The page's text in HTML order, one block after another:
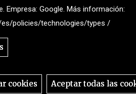
Empresa: Google. Más información:
policies/technologies/types /
cookies Aceptar todas las